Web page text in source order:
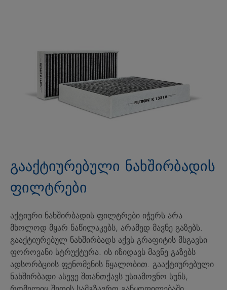
გააქტიურებული ნახშირბადის
ფილტრები
აქტიური ნახშირბადის ფილტრები იჭერს არა
მხოლოდ მყარ ნაწილაკებს, არამედ მავნე გაზებს.
გააქტიურებულ ნახშირბადს აქვს გრაფიტის მსგავსი
ფოროვანი სტრუქტურა. ის იზიდავს მავნე გაზებს
ადსორბციის ფენომენის წყალობით. გააქტიურებული
ნახშირბადი ასევე შთანთქავს უსიამოვნო სუნს,